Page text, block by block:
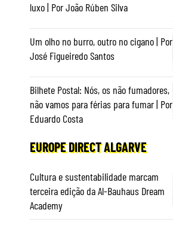
luxo | Por João Rúben Silva
Um olho no burro, outro no cigano | Por
José Figueiredo Santos
Bilhete Postal: Nós, os não fumadores,
não vamos para férias para fumar | Por
Eduardo Costa
EUROPE DIRECT ALGARVE
Cultura e sustentabilidade marcam
terceira edição da Al-Bauhaus Dream
Academy